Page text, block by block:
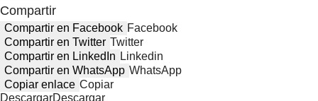
Compartir
Compartir en Facebook Facebook
Compartir en Twitter Twitter
Compartir en LinkedIn Linkedin
Compartir en WhatsApp WhatsApp
Copiar enlace Copiar
DescargarDescargar